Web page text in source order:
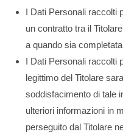
I Dati Personali raccolti
un contratto tra il
a quando sia
I Dati Personali raccolti
legittimo del Titolare
soddisfacimento di tale
ulteriori informazioni in
perseguito dal Titolare